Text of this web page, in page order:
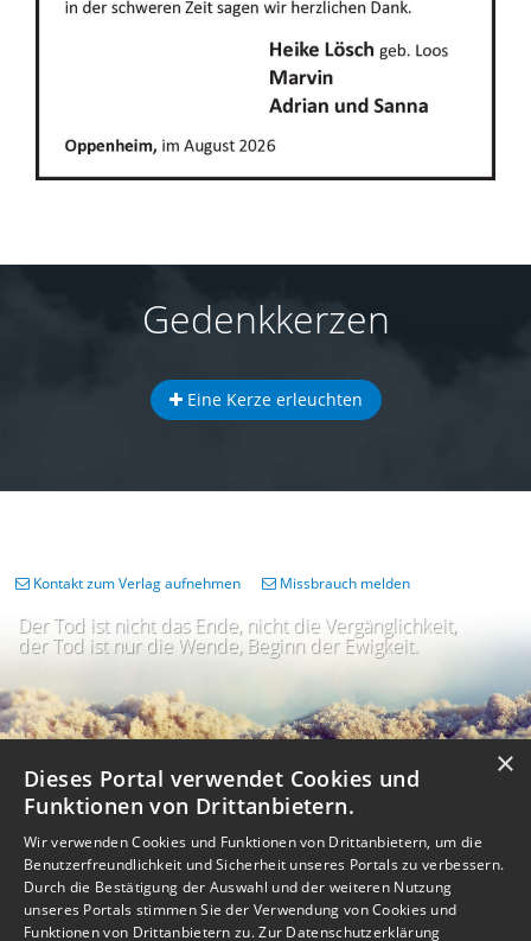
Gedenkkerzen
Eine Kerze erleuchten
Der Tod ist nicht das Ende, nicht die Vergänglichkeit,
der Tod ist nur die Wende, Beginn der Ewigkeit.
Kontakt zum Verlag aufnehmen Missbrauch melden
Impressum Nutzungsbedingungen Datenschutz
AGB
Barrierefreiheit
Barriere melden IAccessibility-Modus aktivieren
×
Dieses Portal verwendet Cookies und
Funktionen von Drittanbietern.
Wir verwenden Cookies und Funktionen von Drittanbietern, um die
Benutzerfreundlichkeit und Sicherheit unseres Portals zu verbessern.
Durch die Bestätigung der Auswahl und der weiteren Nutzung
unseres Portals stimmen Sie der Verwendung von Cookies und
Funktionen von Drittanbietern zu.Zur Datenschutzerklärung